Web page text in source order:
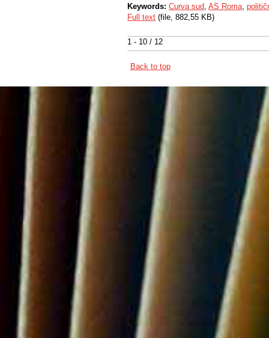
1 - 10 / 12
Keywords: Curva sud, AS Roma,
Full text (file, 882,55 KB)
Back to top